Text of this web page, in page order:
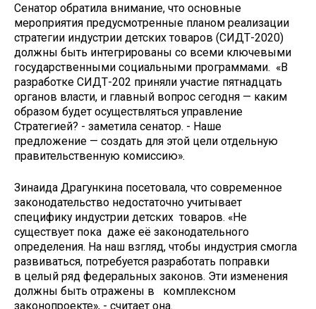
Сенатор обратила внимание, что основные
мероприятия предусмотренные планом реализации
стратегии индустрии детских товаров (СИДТ-2020)
должны быть интегрированы со всеми ключевыми
государственными социальными программами. «В
разработке СИДТ-202 приняли участие пятнадцать
органов власти, и главный вопрос сегодня — каким
образом будет осуществляться управление
Стратегией? - заметила сенатор. - Наше
предложение — создать для этой цели отдельную
правительственную комиссию».
Зинаида Драгункина посетовала, что современное
законодательство недостаточно учитывает
специфику индустрии детских товаров. «Не
существует пока даже её законодательного
определения. На наш взгляд, чтобы индустрия смогла
развиваться, потребуется разработать поправки
в целый ряд федеральных законов. Эти изменения
должны быть отражены в комплексном
законопроекте», - считает она.